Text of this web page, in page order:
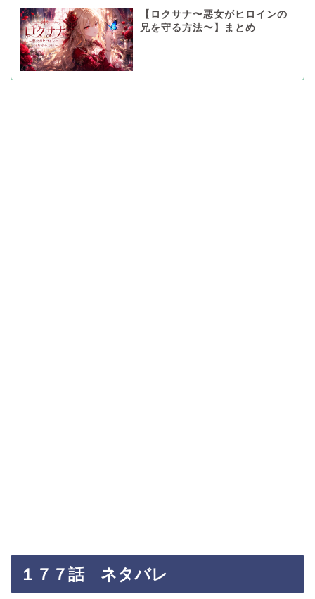
【ロクサナ〜悪女がヒロインの
兄を守る方法〜】まとめ
１７７話 ネタバレ